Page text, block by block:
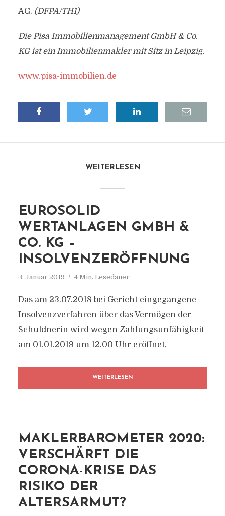
AG. (DFPA/TH1)
Die Pisa Immobilienmanagement GmbH & Co.
KG ist ein Immobilienmakler mit Sitz in Leipzig.
www.pisa-immobilien.de
WEITERLESEN
EUROSOLID
WERTANLAGEN GMBH &
CO. KG –
INSOLVENZERÖFFNUNG
3. Januar 2019 4 Min. Lesedauer
Das am 23.07.2018 bei Gericht eingegangene
Insolvenzverfahren über das Vermögen der
Schuldnerin wird wegen Zahlungsunfähigkeit
am 01.01.2019 um 12.00 Uhr eröffnet.
WEITERLESEN
MAKLERBAROMETER 2020:
VERSCHÄRFT DIE
CORONA-KRISE DAS
RISIKO DER
ALTERSARMUT?